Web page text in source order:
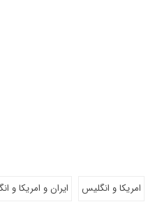
امریکا و انگلیس
ایران و امریکا و